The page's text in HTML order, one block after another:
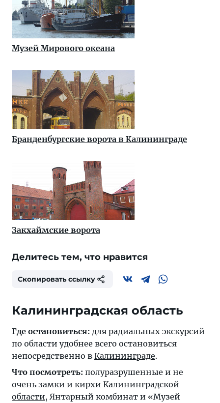
Музей Мирового океана
Бранденбургские ворота в Калининграде
Закхаймские ворота
Делитесь тем, что нравится
Скопировать ссылку
Калининградская область
Где остановиться: для радиальных экскурсий
по области удобнее всего остановиться
непосредственно в Калининграде.
Что посмотреть: полуразрушенные и не
очень замки и кирхи Калининградской
области, Янтарный комбинат и «Музей